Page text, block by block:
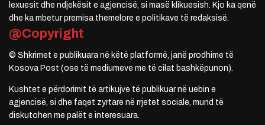
lexuesit dhe ndjekësit e agjencisë, si masë klikuesish. Kjo ka qenë
dhe ka mbetur premisa themelore e politikave të redaksisë.
@Copyright
© Shkrimet e publikuara në këtë platformë, janë prodhime të
Kosova Post (ose të mediumeve me të cilat bashkëpunon).
Kushtet e përdorimit të artikujve të publikuar në uebin e
agjencisë, si dhe faqet zyrtare në rrjetet sociale, mund të
diskutohen me palët e interesuara.